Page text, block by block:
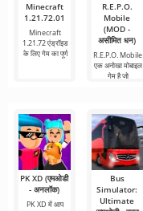
Minecraft
1.21.72.01
Minecraft
1.21.72 एंड्रॉइड
के लिए गेम का पूर्ण
R.E.P.O.
Mobile
(MOD -
असीमित धन)
R.E.P.O. Mobile
एक अनोखा मोबाइल
गेम है जो
PK XD (एमओडी
- अनलॉक)
PK XD में आप
Bus
Simulator:
Ultimate